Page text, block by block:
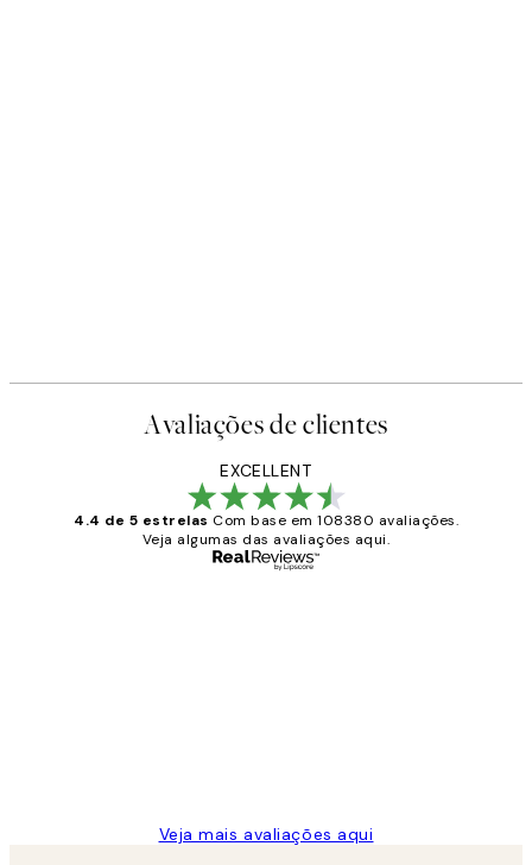
Avaliações de clientes
EXCELLENT
4.4 de 5 estrelas Com base em 108380 avaliações.
Veja algumas das avaliações aqui.
Veja mais avaliações aqui